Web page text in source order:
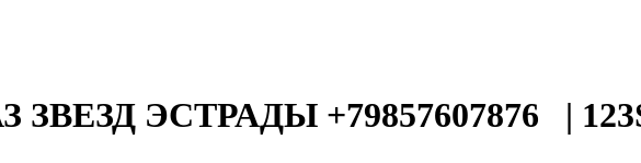
ЗВЕЗД ЭСТРАДЫ +79857607876 |